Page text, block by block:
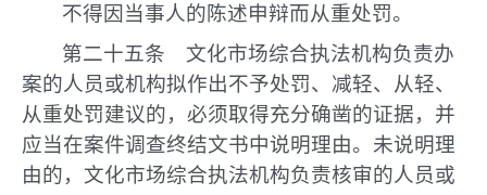
不得因当事人的陈述申辩而从重处罚。
第二十五条 文化市场综合执法机构负责办
案的人员或机构拟作出不予处罚、减轻、从轻、
从重处罚建议的，必须取得充分确凿的证据，并
应当在案件调查终结文书中说明理由。未说明理
由的，文化市场综合执法机构负责核审的人员或